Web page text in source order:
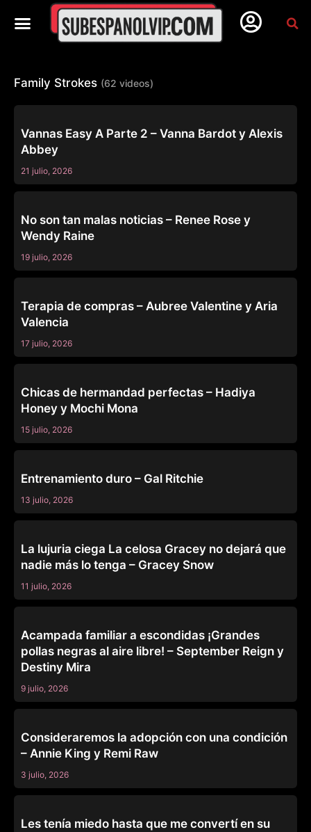
Family Strokes (62 videos)
Vannas Easy A Parte 2 – Vanna Bardot y Alexis
Abbey
21 julio, 2026
No son tan malas noticias – Renee Rose y
Wendy Raine
19 julio, 2026
Terapia de compras – Aubree Valentine y Aria
Valencia
17 julio, 2026
Chicas de hermandad perfectas – Hadiya
Honey y Mochi Mona
15 julio, 2026
Entrenamiento duro – Gal Ritchie
13 julio, 2026
La lujuria ciega La celosa Gracey no dejará que
nadie más lo tenga – Gracey Snow
11 julio, 2026
Acampada familiar a escondidas ¡Grandes
pollas negras al aire libre! – September Reign y
Destiny Mira
9 julio, 2026
Consideraremos la adopción con una condición
– Annie King y Remi Raw
3 julio, 2026
Les tenía miedo hasta que me convertí en su